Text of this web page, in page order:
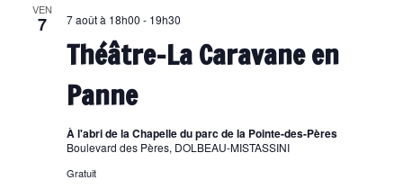
VEN
7
Théâtre-La Caravane en
Panne
7 août à 18h00 - 19h30
À l'abri de la Chapelle du parc de la Pointe-des-Pères
Boulevard des Pères, DOLBEAU-MISTASSINI
Gratuit